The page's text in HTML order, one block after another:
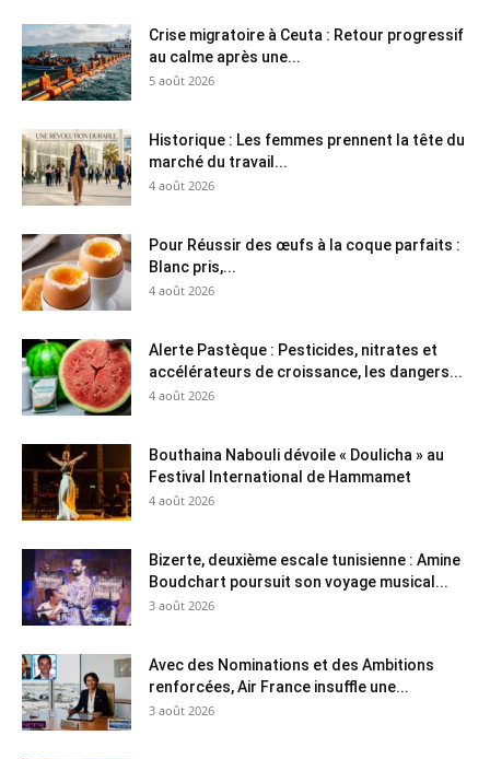
Crise migratoire à Ceuta : Retour progressif
au calme après une...
5 août 2026
Historique : Les femmes prennent la tête du
marché du travail...
4 août 2026
Pour Réussir des œufs à la coque parfaits :
Blanc pris,...
4 août 2026
Alerte Pastèque : Pesticides, nitrates et
accélérateurs de croissance, les dangers...
4 août 2026
Bouthaina Nabouli dévoile « Doulicha » au
Festival International de Hammamet
4 août 2026
Bizerte, deuxième escale tunisienne : Amine
Boudchart poursuit son voyage musical...
3 août 2026
Avec des Nominations et des Ambitions
renforcées, Air France insuffle une...
3 août 2026